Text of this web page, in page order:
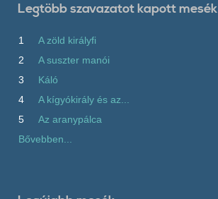
Legtöbb szavazatot kapott mesék
1
A zöld királyfi
2
A suszter manói
3
Káló
4
A kígyókirály és az...
5
Az aranypálca
Bővebben...